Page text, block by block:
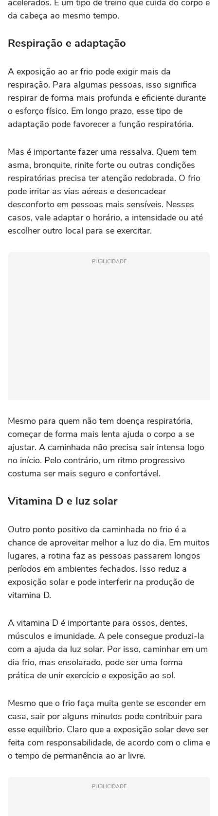
acelerados. É um tipo de treino que cuida do corpo e
da cabeça ao mesmo tempo.
Respiração e adaptação
A exposição ao ar frio pode exigir mais da
respiração. Para algumas pessoas, isso significa
respirar de forma mais profunda e eficiente durante
o esforço físico. Em longo prazo, esse tipo de
adaptação pode favorecer a função respiratória.
Mas é importante fazer uma ressalva. Quem tem
asma, bronquite, rinite forte ou outras condições
respiratórias precisa ter atenção redobrada. O frio
pode irritar as vias aéreas e desencadear
desconforto em pessoas mais sensíveis. Nesses
casos, vale adaptar o horário, a intensidade ou até
escolher outro local para se exercitar.
PUBLICIDADE
Mesmo para quem não tem doença respiratória,
começar de forma mais lenta ajuda o corpo a se
ajustar. A caminhada não precisa sair intensa logo
no início. Pelo contrário, um ritmo progressivo
costuma ser mais seguro e confortável.
Vitamina D e luz solar
Outro ponto positivo da caminhada no frio é a
chance de aproveitar melhor a luz do dia. Em muitos
lugares, a rotina faz as pessoas passarem longos
períodos em ambientes fechados. Isso reduz a
exposição solar e pode interferir na produção de
vitamina D.
A vitamina D é importante para ossos, dentes,
músculos e imunidade. A pele consegue produzi-la
com a ajuda da luz solar. Por isso, caminhar em um
dia frio, mas ensolarado, pode ser uma forma
prática de unir exercício e exposição ao sol.
Mesmo que o frio faça muita gente se esconder em
casa, sair por alguns minutos pode contribuir para
esse equilíbrio. Claro que a exposição solar deve ser
feita com responsabilidade, de acordo com o clima e
o tempo de permanência ao ar livre.
PUBLICIDADE